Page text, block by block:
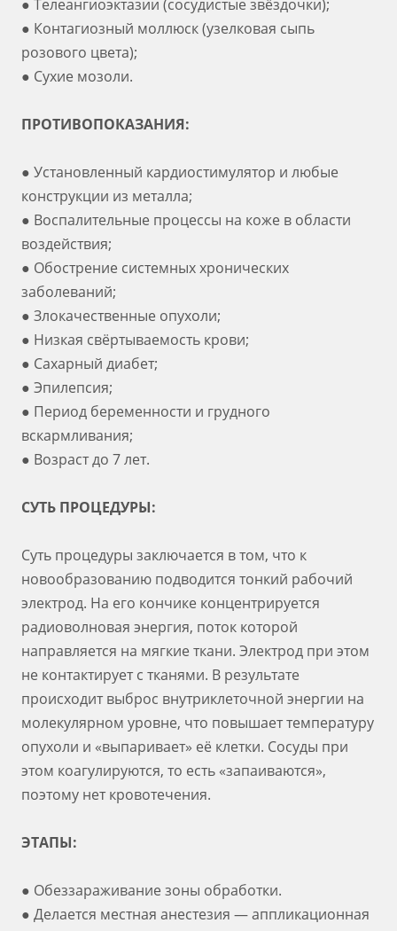
● Телеангиоэктазии (сосудистые звёздочки);
● Контагиозный моллюск (узелковая сыпь
розового цвета);
● Сухие мозоли.
ПРОТИВОПОКАЗАНИЯ:
● Установленный кардиостимулятор и любые
конструкции из металла;
● Воспалительные процессы на коже в области
воздействия;
● Обострение системных хронических
заболеваний;
● Злокачественные опухоли;
● Низкая свёртываемость крови;
● Сахарный диабет;
● Эпилепсия;
● Период беременности и грудного
вскармливания;
● Возраст до 7 лет.
СУТЬ ПРОЦЕДУРЫ:
Суть процедуры заключается в том, что к
новообразованию подводится тонкий рабочий
электрод. На его кончике концентрируется
радиоволновая энергия, поток которой
направляется на мягкие ткани. Электрод при этом
не контактирует с тканями. В результате
происходит выброс внутриклеточной энергии на
молекулярном уровне, что повышает температуру
опухоли и «выпаривает» её клетки. Сосуды при
этом коагулируются, то есть «запаиваются»,
поэтому нет кровотечения.
ЭТАПЫ:
● Обеззараживание зоны обработки.
● Делается местная анестезия — аппликационная